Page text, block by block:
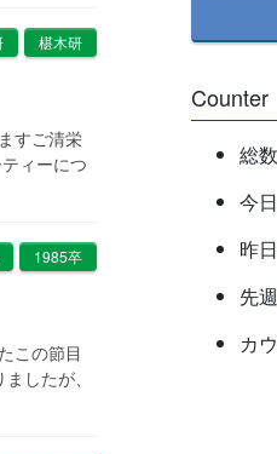
椹木研
すご清栄
ィーにつ
1985卒
この節目
したが、
Counter
総
今
昨
先
カ